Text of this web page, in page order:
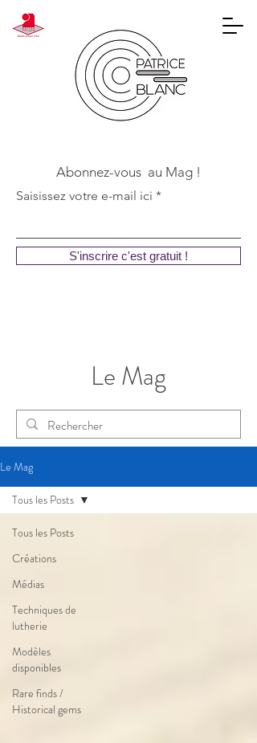
Abonnez-vous au Mag !
Saisissez votre e-mail ici
S'inscrire c'est gratuit !
Le Mag
Le Mag
Tous les Posts
Créations
Médias
Techniques de
lutherie
Modèles
disponibles
Rare finds /
Historical gems
Tous les Posts